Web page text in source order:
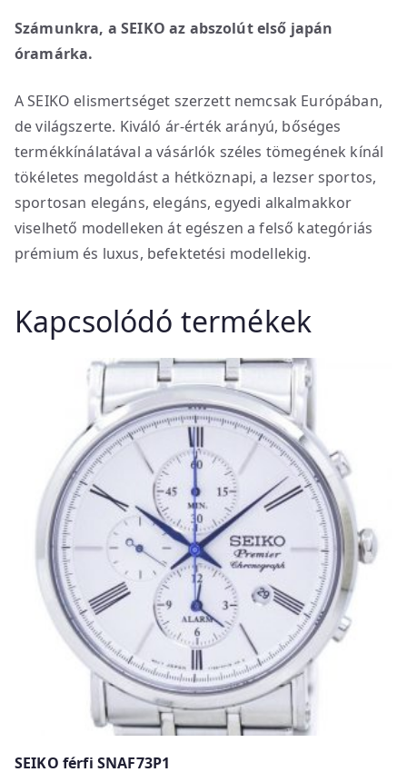
Számunkra, a SEIKO az abszolút első japán
óramárka.
A SEIKO elismertséget szerzett nemcsak Európában,
de világszerte. Kiváló ár-érték arányú, bőséges
termékkínálatával a vásárlók széles tömegének kínál
tökéletes megoldást a hétköznapi, a lezser sportos,
sportosan elegáns, elegáns, egyedi alkalmakkor
viselhető modelleken át egészen a felső kategóriás
prémium és luxus, befektetési modellekig.
Kapcsolódó termékek
SEIKO férfi SNAF73P1